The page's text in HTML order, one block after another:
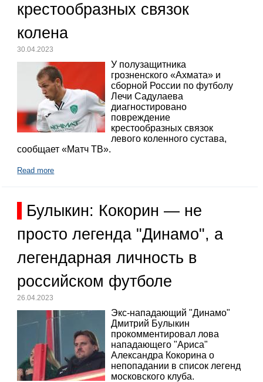
крестообразных связок
колена
30.04.2023
У полузащитника
грозненского «Ахмата» и
сборной России по футболу
Лечи Садулаева
диагностировано
повреждение
крестообразных связок
левого коленного сустава,
сообщает «Матч ТВ».
Read more
Булыкин: Кокорин — не
просто легенда "Динамо", а
легендарная личность в
российском футболе
26.04.2023
Экс-нападающий "Динамо"
Дмитрий Булыкин
прокомментировал лова
нападающего "Ариса"
Александра Кокорина о
непопадании в список легенд
московского клуба.